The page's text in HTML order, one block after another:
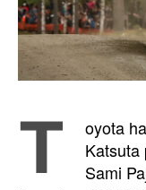
T
oyota
Katsuta
Sami